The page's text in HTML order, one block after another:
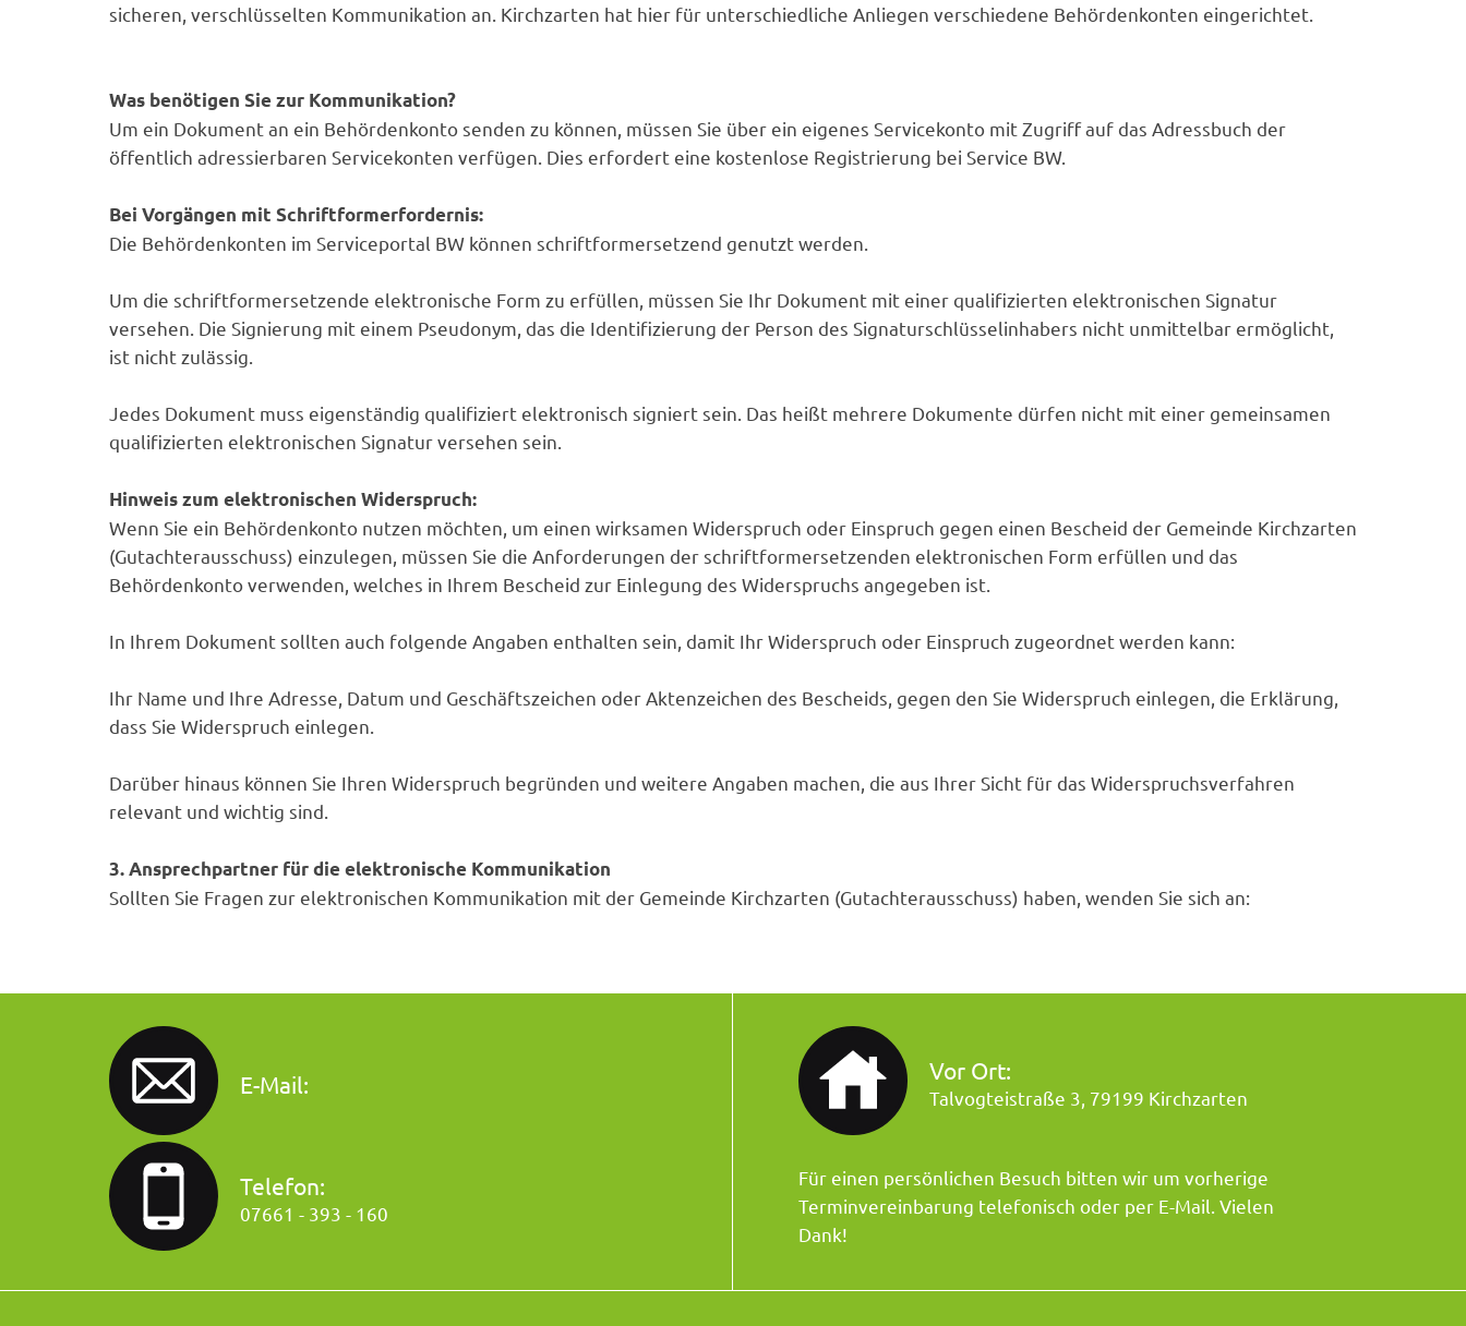
sicheren, verschlüsselten Kommunikation an. Kirchzarten hat hier für unterschiedliche Anliegen verschiedene Behördenkonten eingerichtet.
Was benötigen Sie zur Kommunikation?
Um ein Dokument an ein Behördenkonto senden zu können, müssen Sie über ein eigenes Servicekonto mit Zugriff auf das Adressbuch der
öffentlich adressierbaren Servicekonten verfügen. Dies erfordert eine kostenlose Registrierung bei Service BW.
Bei Vorgängen mit Schriftformerfordernis:
Die Behördenkonten im Serviceportal BW können schriftformersetzend genutzt werden.
Um die schriftformersetzende elektronische Form zu erfüllen, müssen Sie Ihr Dokument mit einer qualifizierten elektronischen Signatur
versehen. Die Signierung mit einem Pseudonym, das die Identifizierung der Person des Signaturschlüsselinhabers nicht unmittelbar ermöglicht,
ist nicht zulässig.
Jedes Dokument muss eigenständig qualifiziert elektronisch signiert sein. Das heißt mehrere Dokumente dürfen nicht mit einer gemeinsamen
qualifizierten elektronischen Signatur versehen sein.
Hinweis zum elektronischen Widerspruch:
Wenn Sie ein Behördenkonto nutzen möchten, um einen wirksamen Widerspruch oder Einspruch gegen einen Bescheid der Gemeinde Kirchzarten
(Gutachterausschuss) einzulegen, müssen Sie die Anforderungen der schriftformersetzenden elektronischen Form erfüllen und das
Behördenkonto verwenden, welches in Ihrem Bescheid zur Einlegung des Widerspruchs angegeben ist.
In Ihrem Dokument sollten auch folgende Angaben enthalten sein, damit Ihr Widerspruch oder Einspruch zugeordnet werden kann:
Ihr Name und Ihre Adresse, Datum und Geschäftszeichen oder Aktenzeichen des Bescheids, gegen den Sie Widerspruch einlegen, die Erklärung,
dass Sie Widerspruch einlegen.
Darüber hinaus können Sie Ihren Widerspruch begründen und weitere Angaben machen, die aus Ihrer Sicht für das Widerspruchsverfahren
relevant und wichtig sind.
3. Ansprechpartner für die elektronische Kommunikation
Sollten Sie Fragen zur elektronischen Kommunikation mit der Gemeinde Kirchzarten (Gutachterausschuss) haben, wenden Sie sich an:
E-Mail:
Telefon:
07661 - 393 - 160
Vor Ort:
Talvogteistraße 3, 79199 Kirchzarten
Für einen persönlichen Besuch bitten wir um vorherige
Terminvereinbarung telefonisch oder per E-Mail. Vielen
Dank!